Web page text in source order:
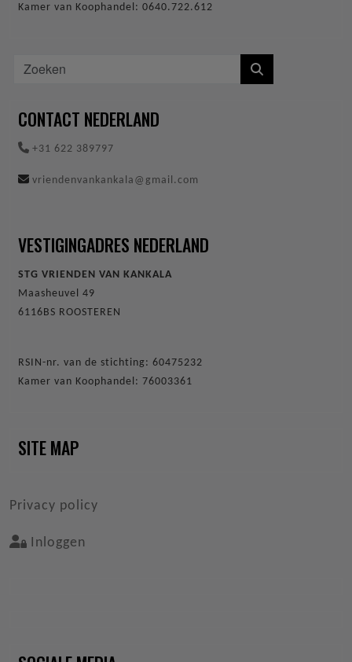
Kamer van Koophandel: 0640.722.612
CONTACT NEDERLAND
+31 622 389797
vriendenvankankala@gmail.com
VESTIGINGADRES NEDERLAND
STG VRIENDEN VAN KANKALA
Maasheuvel 49
6116BS ROOSTEREN
RSIN-nr. van de stichting: 60475232
Kamer van Koophandel: 76003361
SITE MAP
VOET
Privacy policy
Inloggen